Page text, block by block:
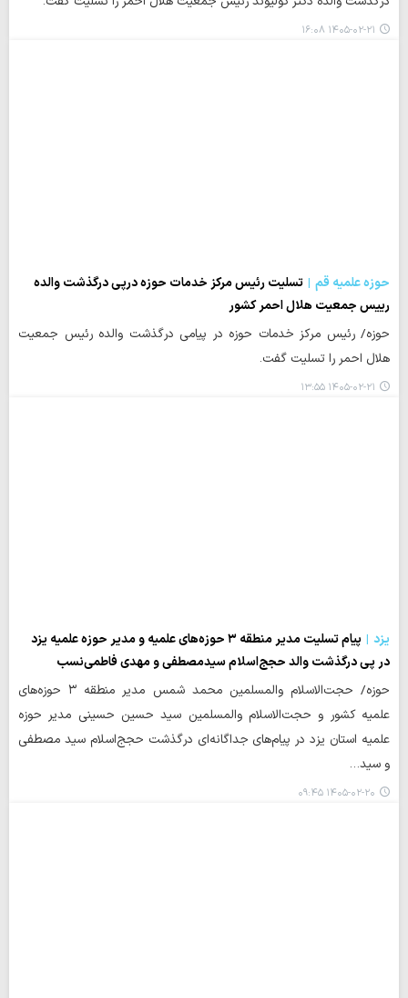
۱۴۰۵-۰۲-۲۱ ۱۶:۰۸
حوزه علمیه قم
تسلیت رئیس مرکز خدمات حوزه درپی درگذشت والده
رییس جمعیت هلال احمر کشور
حوزه/ رئیس مرکز خدمات حوزه در پیامی درگذشت والده رئیس جمعیت
هلال احمر را تسلیت گفت.
۱۴۰۵-۰۲-۲۱ ۱۳:۵۵
یزد
پیام تسلیت مدیر منطقه ۳ حوزه‌های علمیه و مدیر حوزه علمیه یزد
در پی درگذشت والد حجج‌اسلام سیدمصطفی و مهدی فاطمی‌نسب
حوزه/ حجت‌الاسلام والمسلمین محمد شمس مدیر منطقه ۳ حوزه‌های
علمیه کشور و حجت‌الاسلام والمسلمین سید حسین حسینی مدیر حوزه
علمیه استان یزد در پیام‌های جداگانه‌ای درگذشت حجج‌اسلام سید مصطفی
و سید…
۱۴۰۵-۰۲-۲۰ ۰۹:۴۵